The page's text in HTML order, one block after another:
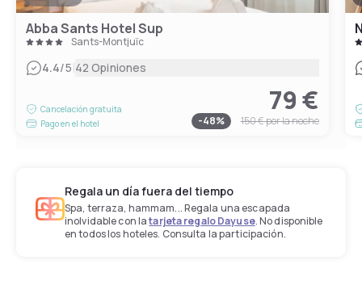
Abba Sants Hotel Sup
Sants-Montjuïc
4.4/5|42 Opiniones
Cancelación gratuita
Pago en el hotel
79 €
-48% 150 €por la noche
Regala un día fuera del tiempo
Spa, terraza, hammam... Regala una escapada
inolvidable con latarjeta regalo Dayuse. No disponible
en todos los hoteles. Consulta la participación.